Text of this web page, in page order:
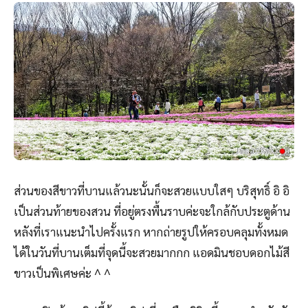
ส่วนของสีขาวที่บานแล้วนะนั้นก็จะสวยแบบใสๆ บริสุทธิ์ อิ อิ
เป็นส่วนท้ายของสวน ที่อยู่ตรงพื้นราบค่ะจะใกล้กับประตูด้าน
หลังที่เราแนะนำไปครั้งแรก หากถ่ายรูปให้ครอบคลุมทั้งหมด
ได้ในวันที่บานเต็มที่จุดนี้จะสวยมากกก แอดมินชอบดอกไม้สี
ขาวเป็นพิเศษค่ะ ^ ^